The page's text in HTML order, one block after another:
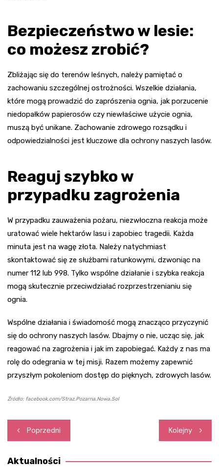
Bezpieczeństwo w lesie:
co możesz zrobić?
Zbliżając się do terenów leśnych, należy pamiętać o
zachowaniu szczególnej ostrożności. Wszelkie działania,
które mogą prowadzić do zaprószenia ognia, jak porzucenie
niedopałków papierosów czy niewłaściwe użycie ognia,
muszą być unikane. Zachowanie zdrowego rozsądku i
odpowiedzialności jest kluczowe dla ochrony naszych lasów.
Reaguj szybko w
przypadku zagrożenia
W przypadku zauważenia pożaru, niezwłoczna reakcja może
uratować wiele hektarów lasu i zapobiec tragedii. Każda
minuta jest na wagę złota. Należy natychmiast
skontaktować się ze służbami ratunkowymi, dzwoniąc na
numer 112 lub 998. Tylko wspólne działanie i szybka reakcja
mogą skutecznie przeciwdziałać rozprzestrzenianiu się
ognia.
Wspólne działania i świadomość mogą znacząco przyczynić
się do ochrony naszych lasów. Dbajmy o nie, ucząc się, jak
reagować na zagrożenia i jak im zapobiegać. Każdy z nas ma
rolę do odegrania w tej misji. Razem możemy zapewnić
przyszłym pokoleniom dostęp do pięknych, zdrowych lasów.
Źródło: facebook.com/Straz.Pozarna.Nowa.Sol
Nawigacja
wpisu
Poprzedni Kolejny
Aktualności